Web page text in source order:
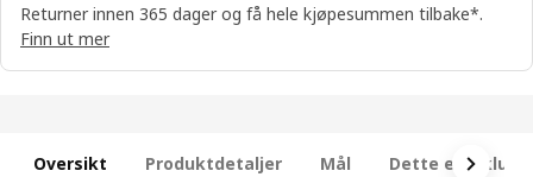
Returner innen 365 dager og få hele kjøpesummen tilbake*.
Finn ut mer
Oversikt Produktdetaljer Mål Dette er